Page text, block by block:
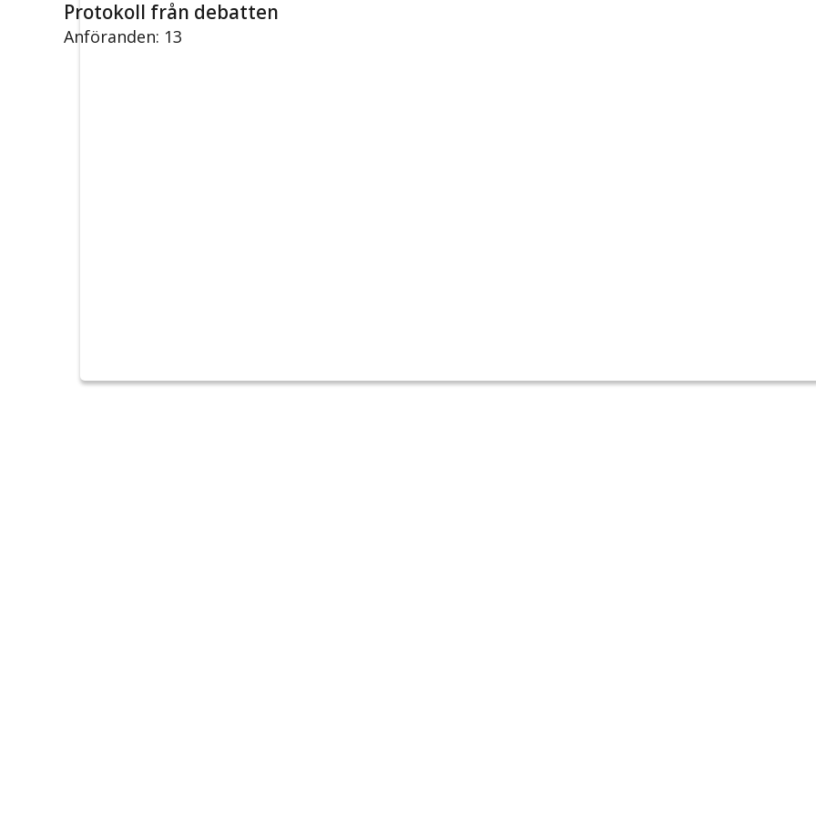
Protokoll från debatten
Anföranden: 13